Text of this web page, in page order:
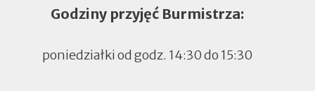
Godziny przyjęć Burmistrza:
poniedziałki od godz. 14:30 do 15:30